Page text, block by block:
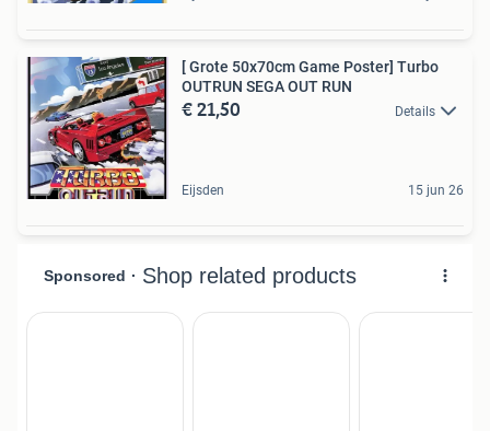
[ Grote 50x70cm Game Poster] Turbo
OUTRUN SEGA OUT RUN
€ 21,50 Details
Eijsden 15 jun 26